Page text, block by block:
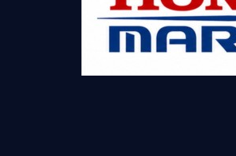
Morski plus